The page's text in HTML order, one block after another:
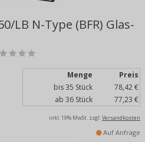
LB N-Type (BFR) Glas-
Menge
Preis
bis 35 Stück
78,42 €
ab 36 Stück
77,23 €
inkl. 19% MwSt. zzgl. Versandkosten
Auf Anfrage